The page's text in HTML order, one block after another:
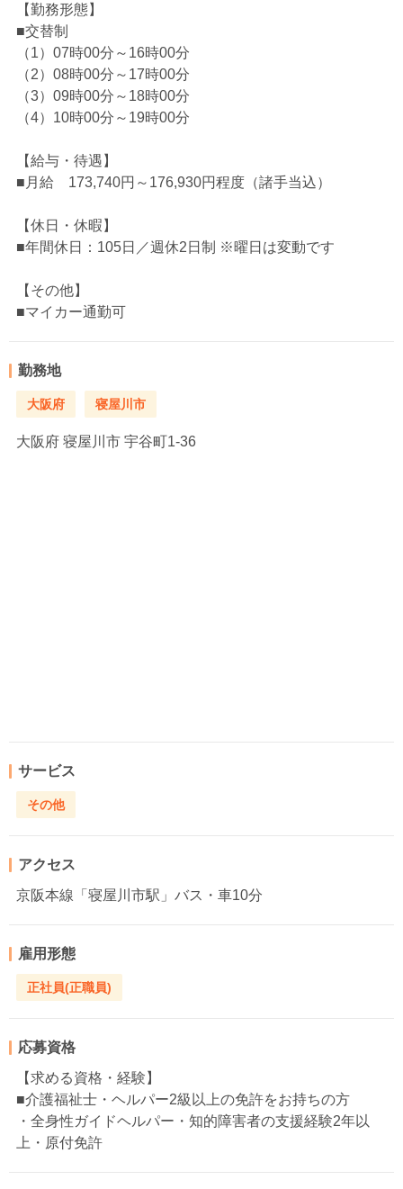
【勤務形態】
■交替制
（1）07時00分～16時00分
（2）08時00分～17時00分
（3）09時00分～18時00分
（4）10時00分～19時00分
【給与・待遇】
■月給 173,740円～176,930円程度（諸手当込）
【休日・休暇】
■年間休日：105日／週休2日制 ※曜日は変動です
【その他】
■マイカー通勤可
勤務地
大阪府 寝屋川市
大阪府 寝屋川市 宇谷町1-36
サービス
その他
アクセス
京阪本線「寝屋川市駅」バス・車10分
雇用形態
正社員(正職員)
応募資格
【求める資格・経験】
■介護福祉士・ヘルパー2級以上の免許をお持ちの方
・全身性ガイドヘルパー・知的障害者の支援経験2年以
上・原付免許